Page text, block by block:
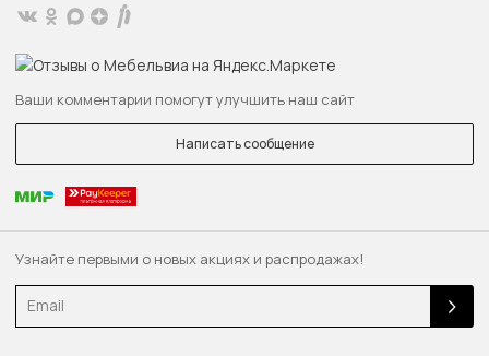
Узнайте первыми о новых акциях и распродажах!
Email
Ваши комментарии помогут улучшить наш сайт
Написать сообщение